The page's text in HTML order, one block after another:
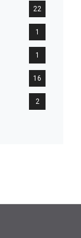
22
1
1
16
2